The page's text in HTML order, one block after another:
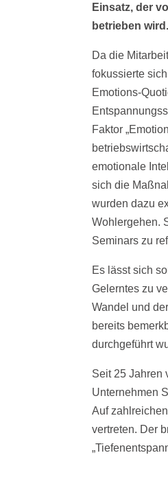
Einsatz, der
betrieben wird.
Da die
fokussierte
Emotions-
Faktor
emotionale
sich die
wurden dazu
Wohlergehen.
Seminars zu
Es lässt sich
Gelerntes zu
Wandel und
bereits
durchgeführt
Seit 25 Jahren
Unternehmen
Auf
vertreten. Der